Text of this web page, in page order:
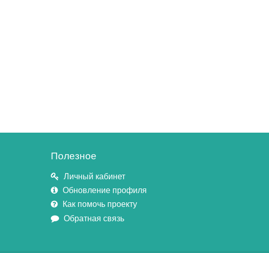
Полезное
Личный кабинет
Обновление профиля
Как помочь проекту
Обратная связь